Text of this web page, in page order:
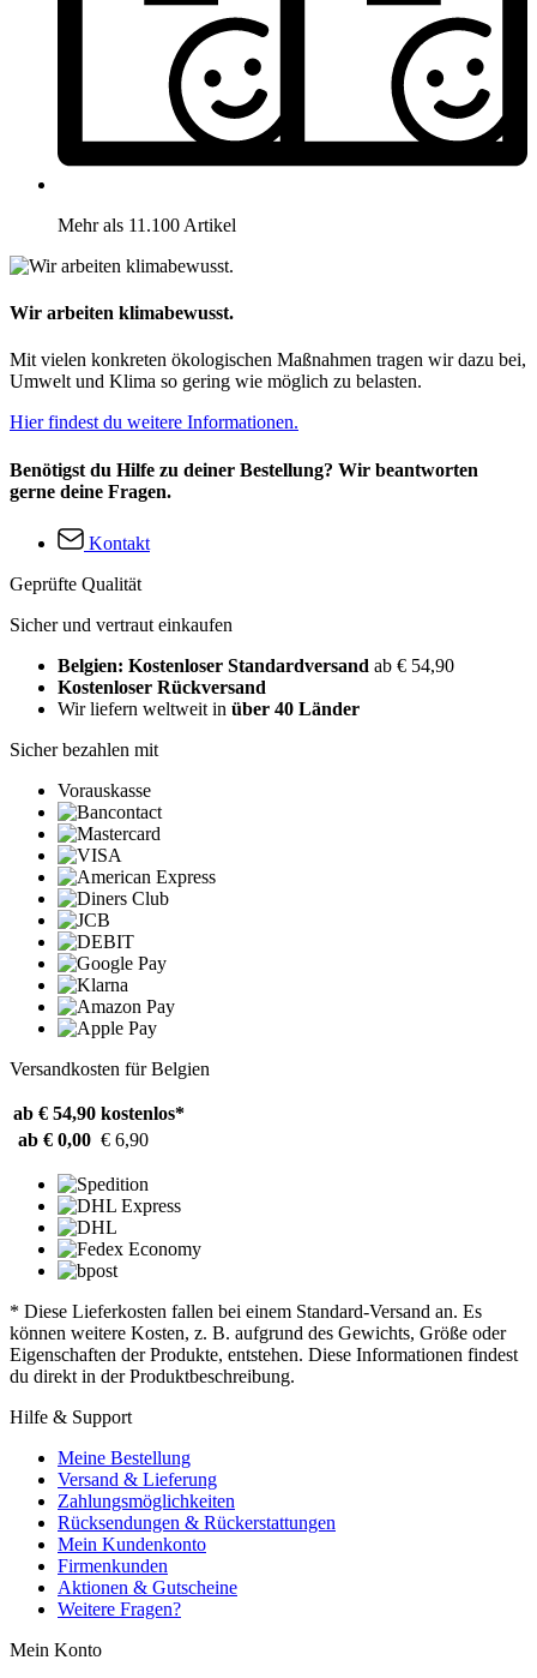
Mehr als 11.100 Artikel
Wir arbeiten klimabewusst.
Mit vielen konkreten ökologischen Maßnahmen tragen wir dazu bei,
Umwelt und Klima so gering wie möglich zu belasten.
Hier findest du weitere Informationen.
Benötigst du Hilfe zu deiner Bestellung? Wir beantworten
gerne deine Fragen.
Kontakt
Geprüfte Qualität
Sicher und vertraut einkaufen
Belgien: Kostenloser Standardversand ab € 54,90
Kostenloser Rückversand
Wir liefern weltweit in über 40 Länder
Sicher bezahlen mit
Vorauskasse
Versandkosten für Belgien
ab € 54,90 kostenlos*
ab € 0,00 € 6,90
* Diese Lieferkosten fallen bei einem Standard-Versand an. Es
können weitere Kosten, z. B. aufgrund des Gewichts, Größe oder
Eigenschaften der Produkte, entstehen. Diese Informationen findest
du direkt in der Produktbeschreibung.
Hilfe & Support
Meine Bestellung
Versand & Lieferung
Zahlungsmöglichkeiten
Rücksendungen & Rückerstattungen
Mein Kundenkonto
Firmenkunden
Aktionen & Gutscheine
Weitere Fragen?
Mein Konto